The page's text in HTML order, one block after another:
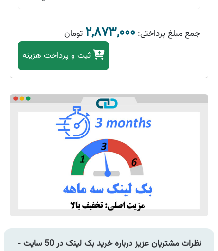
جمع مبلغ پرداختی: ۲,۸۷۳,۰۰۰ تومان
ثبت و پرداخت هزینه
نظرات مشتریان عزیز درباره خرید بک لینک در 50 سایت -